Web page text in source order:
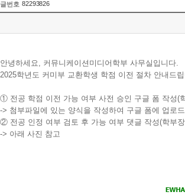
글번호 82293826
안녕하세요, 커뮤니케이션미디어학부 사무실입니다.
2025학년도 커미부 교환학생 학점 이전 절차 안내드
① 전공 학점 이전 가능 여부 사전 승인 구글 폼 작성(
-> 첨부파일에 있는 양식을 작성하여 구글 폼에 업로드
② 전공 인정 여부 검토 후 가능 여부 댓글 작성(학부
-> 아래 사진 참고